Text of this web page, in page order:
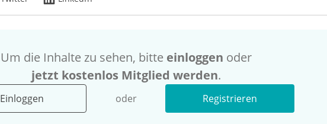
Um die Inhalte zu sehen, bitte einloggen oder
jetzt kostenlos Mitglied werden.
Einloggen oder Registrieren